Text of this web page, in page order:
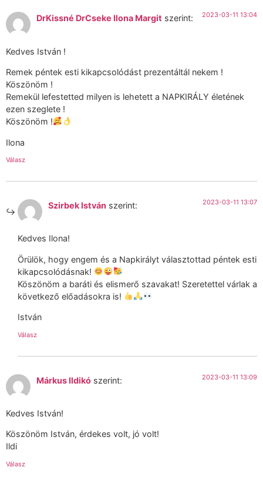
DrKissné DrCseke Ilona Margit szerint: 2023-03-11 13:04
Kedves István !
Remek péntek esti kikapcsolódást prezentáltál nekem !
Köszönöm !
Remekül lefestetted milyen is lehetett a NAPKIRÁLY életének
ezen szeglete !
Köszönöm !
Ilona
Válasz
Szirbek István szerint: 2023-03-11 13:07
Kedves Ilona!
Örülök, hogy engem és a Napkirályt választottad péntek esti
kikapcsolódásnak!
Köszönöm a baráti és elismerő szavakat! Szeretettel várlak a
következő előadásokra is!
István
Válasz
Márkus Ildikó szerint: 2023-03-11 13:09
Kedves István!
Köszönöm István, érdekes volt, jó volt!
Ildi
Válasz